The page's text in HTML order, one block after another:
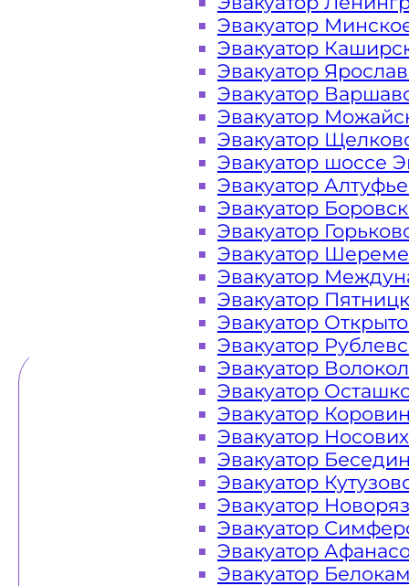
Закажите услугу "эвакуатор
"онлайн" на сайте компании
Вам необходимы услуги
недорого? Эвакуаторы «МОБИ»
Середниково городского округа
сутки. Обращайтесь к нам
любой ситуации и гарантируем
WHATSAPP
Эвакуатор
Эвакуатор
Эвакуатор
Эвакуатор
Эвакуатор
Эвакуатор
Эвакуатор шоссе
Эвакуатор
Эвакуатор
Эвакуатор
Эвакуатор
Эвакуатор
Эвакуатор
Эвакуатор
Эвакуатор
Эвакуатор
Эвакуатор
Эвакуатор
Эвакуатор
Эвакуатор
Эвакуатор
Эвакуатор
Эвакуатор
Эвакуатор
Эвакуатор